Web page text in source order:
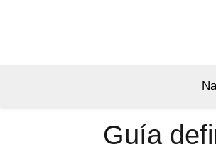
Guía